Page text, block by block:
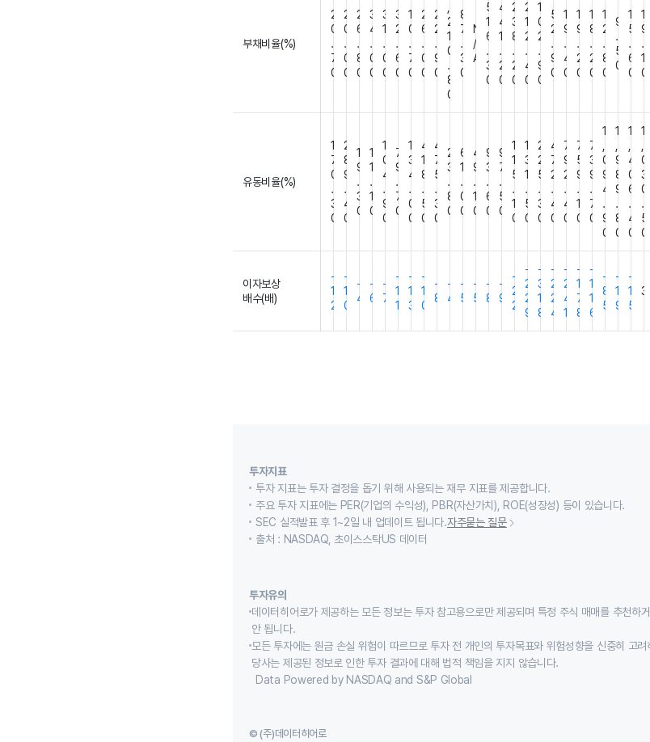
부채비율(%)
2
0
.
7
0
2
0
.
0
0
2
6
.
8
0
3
4
.
0
0
3
1
.
0
0
3
2
.
6
0
1
0
.
7
0
2
6
.
0
0
2
2
.
9
0
2
1
0
.
8
0
8
7
.
3
0
N
/
A
5
1
6
.
3
0
4
4
1
.
2
0
2
3
8
.
2
0
2
1
2
.
4
0
1
0
2
.
9
0
5
2
.
9
0
1
9
.
4
0
1
9
.
2
0
1
8
.
2
0
1
2
.
8
0
9
.
5
0
1
5
.
6
0
1
9
.
1
0
유동비율(%)
1
7
0
.
3
0
2
8
9
.
4
0
1
9
.
3
0
1
1
.
1
0
1
0
4
.
9
0
7
9
.
7
0
1
3
4
.
0
0
4
1
8
.
5
0
4
7
5
.
3
0
2
3
.
8
0
6
1
.
0
0
4
9
.
1
0
9
3
.
6
0
9
7
.
5
0
1
1
5
.
1
0
1
3
1
.
5
0
2
2
5
.
3
0
4
7
2
.
4
0
7
9
2
.
4
0
7
5
9
.
1
0
7
3
9
.
7
0
1
0
9
4
.
9
0
1
9
8
9
.
8
0
1
4
0
6
.
4
0
1
0
3
0
.
5
0
이자보상
배수(배)
-
1
2
-
1
0
-
4
-
6
-
7
-
1
1
-
1
3
-
1
0
-
8
-
4
-
5
-
5
-
8
-
9
-
2
2
-
2
2
9
-
3
1
8
-
2
2
4
-
2
4
1
-
1
7
8
-
1
1
6
-
8
5
-
1
9
-
1
5
3
투자지표
투자 지표는 투자 결정을 돕기 위해 사용되는 재무 지표를 제공합니다.
주요 투자 지표에는 PER(기업의 수익성), PBR(자산가치), ROE(성장성) 등이 있습니다.
SEC 실적발표 후 1~2일 내 업데이트 됩니다.자주묻는 질문
출처 : NASDAQ, 초이스스탁US 데이터
투자유의
데이터히어로가 제공하는 모든 정보는 투자 참고용으로만 제공되며 특정 주식 매매를 추천하
안 됩니다.
모든 투자에는 원금 손실 위험이 따르므로 투자 전 개인의 투자목표와 위험성향을 신중히 고
당사는 제공된 정보로 인한 투자 결과에 대해 법적 책임을 지지 않습니다.
Data Powered by NASDAQ and S&P Global
© (주)데이터히어로